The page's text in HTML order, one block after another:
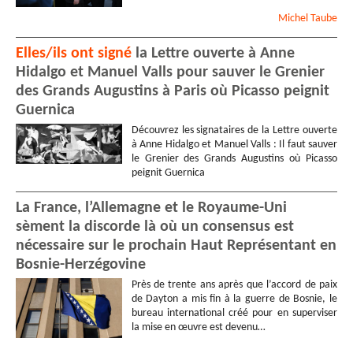
Michel Taube
Elles/ils ont signé la Lettre ouverte à Anne
Hidalgo et Manuel Valls pour sauver le Grenier
des Grands Augustins à Paris où Picasso peignit
Guernica
Découvrez les signataires de la Lettre ouverte
à Anne Hidalgo et Manuel Valls : Il faut sauver
le Grenier des Grands Augustins où Picasso
peignit Guernica
La France, l’Allemagne et le Royaume-Uni
sèment la discorde là où un consensus est
nécessaire sur le prochain Haut Représentant en
Bosnie-Herzégovine
Près de trente ans après que l’accord de paix
de Dayton a mis fin à la guerre de Bosnie, le
bureau international créé pour en superviser
la mise en œuvre est devenu…